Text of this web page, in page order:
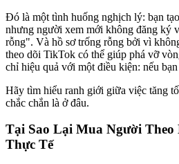
Đó là một tình huống nghịch lý: bạn
nhưng người xem mới không đăng ký
rỗng". Và hồ sơ trống rỗng bởi vì
theo dõi TikTok có thể giúp phá vỡ
chỉ hiệu quả với một điều kiện: nếu
Hãy tìm hiểu ranh giới giữa việc tăng
chắc chắn là ở đâu.
Tại Sao Lại Mua Người Theo
Thực Tế